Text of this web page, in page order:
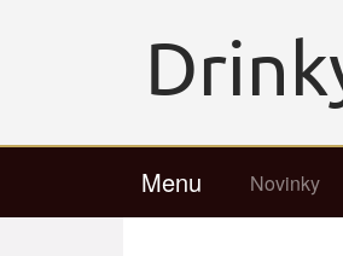
Menu Novinky